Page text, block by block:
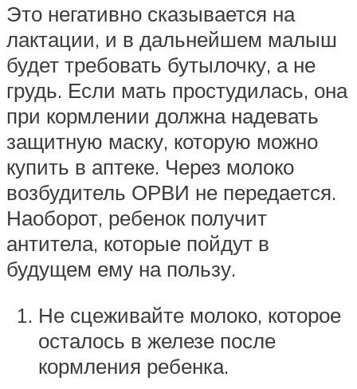
Это негативно сказывается на
лактации, и в дальнейшем малыш
будет требовать бутылочку, а не
грудь. Если мать простудилась, она
при кормлении должна надевать
защитную маску, которую можно
купить в аптеке. Через молоко
возбудитель ОРВИ не передается.
Наоборот, ребенок получит
антитела, которые пойдут в
будущем ему на пользу.
Не сцеживайте молоко, которое
осталось в железе после
кормления ребенка.